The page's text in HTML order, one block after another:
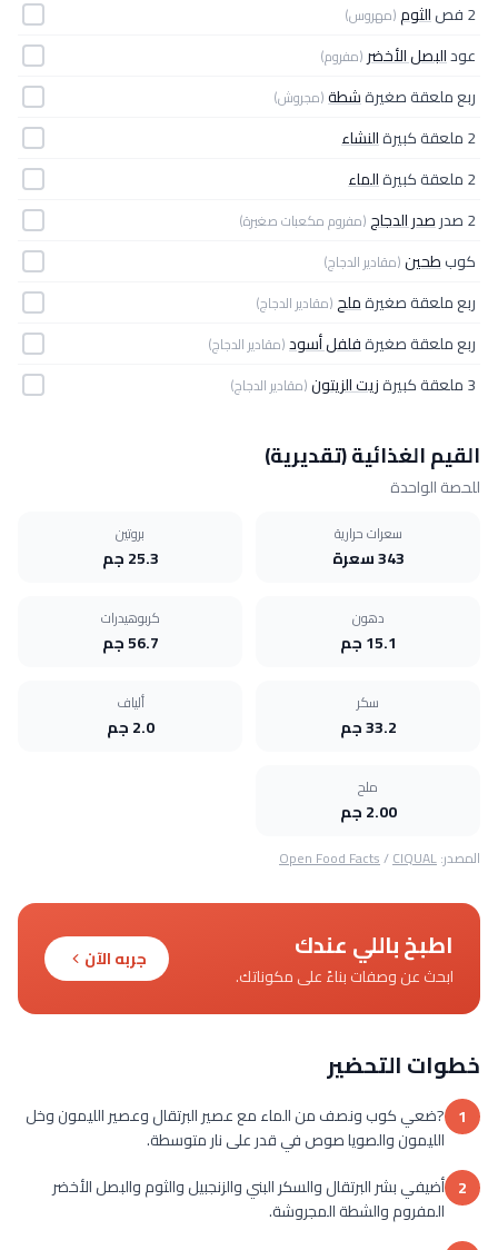
2 فص الثوم(مهروس)
عودالبصل الأخضر (مفروم)
ربع ملعقة صغيرةشطة(مجروش)
2 ملعقة كبيرة
النشاء
2 ملعقة كبيرة
الماء
2 صدر
صدر الدجاج(مفروم مكعبات صغيرة)
كوبطحين(مقادير الدجاج)
ربع ملعقة صغيرةملح(مقادير الدجاج)
ربع ملعقة صغيرةفلفل أسود(مقادير الدجاج)
3 ملعقة كبيرة زيت الزيتون(مقادير الدجاج)
القيم الغذائية (تقديرية)
للحصة الواحدة
سعرات حرارية
343 سعرة
بروتين
25.3 جم
دهون
15.1 جم
كربوهيدرات
56.7 جم
سكر
33.2 جم
ألياف
2.0 جم
ملح
2.00 جم
المصدر: Open Food Facts/CIQUAL
اطبخ باللي عندك
ابحث عن وصفات بناءً على مكوناتك.
جربه الآن
خطوات التحضير
1 ?ضعي كوب ونصف من الماء مع عصير البرتقال وعصير الليمون وخل
الليمون والصويا صوص في قدر على نار متوسطة.
2 أضيفي بشر البرتقال والسكر البني والزنجبيل والثوم والبصل الأخضر
المفروم والشطة المجروشة.